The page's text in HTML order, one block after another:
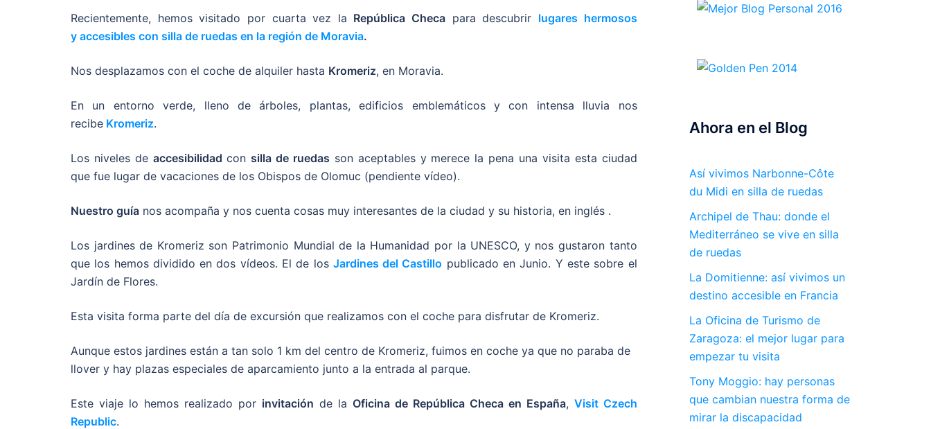
Recientemente, hemos visitado por cuarta vez la República Checa para descubrir lugares hermosos
y accesibles con silla de ruedas en la región de Moravia.
Nos desplazamos con el coche de alquiler hasta Kromeriz, en Moravia.
En un entorno verde, lleno de árboles, plantas, edificios emblemáticos y con intensa lluvia nos
recibe Kromeriz.
Los niveles de accesibilidad consilla de ruedas son aceptables y merece la pena una visita esta ciudad
que fue lugar de vacaciones de los Obispos de Olomuc (pendiente vídeo).
Nuestro guía nos acompaña y nos cuenta cosas muy interesantes de la ciudad y su historia, en inglés .
Los jardines de Kromeriz son Patrimonio Mundial de la Humanidad por la UNESCO, y nos gustaron tanto
que los hemos dividido en dos vídeos. El de los Jardines del Castillo publicado en Junio. Y este sobre el
Jardín de Flores.
Esta visita forma parte del día de excursión que realizamos con el coche para disfrutar de Kromeriz.
Aunque estos jardines están a tan solo 1 km del centro de Kromeriz, fuimos en coche ya que no paraba de
llover y hay plazas especiales de aparcamiento junto a la entrada al parque.
Este viaje lo hemos realizado por invitación de la Oficina de República Checa en España, Visit Czech
Republic.
Ahora en el Blog
Así vivimos Narbonne-Côte
du Midi en silla de ruedas
Archipel de Thau: donde el
Mediterráneo se vive en silla
de ruedas
La Domitienne: así vivimos un
destino accesible en Francia
La Oficina de Turismo de
Zaragoza: el mejor lugar para
empezar tu visita
Tony Moggio: hay personas
que cambian nuestra forma de
mirar la discapacidad